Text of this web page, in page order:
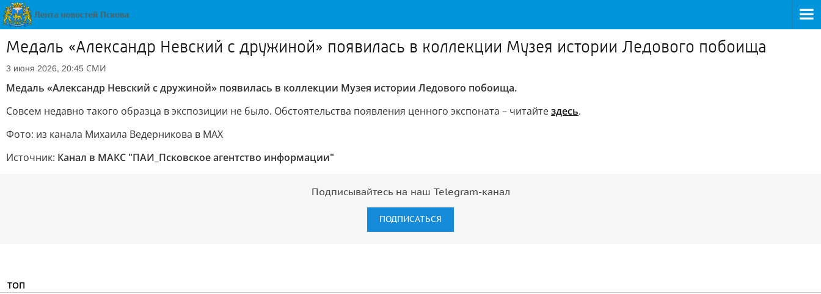
Медаль «Александр Невский с дружиной» появилась в коллекции Музея истории Ледового побоища
3 июня 2026, 20:45 СМИ
Медаль «Александр Невский с дружиной» появилась в коллекции Музея истории Ледового побоища.
Совсем недавно такого образца в экспозиции не было. Обстоятельства появления ценного экспоната – читайтездесь.
Фото: из канала Михаила Ведерникова в MAX
Источник: Канал в МАКС "ПАИ_Псковское агентство информации"
Подписывайтесь на наш Telegram-канал
ПОДПИСАТЬСЯ
ТОП